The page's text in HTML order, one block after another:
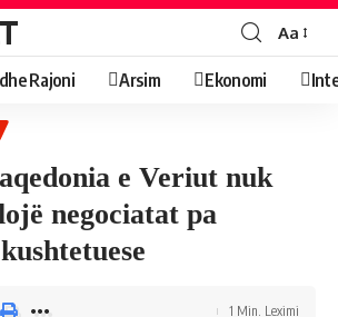
Aa
Rajoni Arsim Ekonomi
e Veriut nuk
negociatat pa
1 Min. Leximi